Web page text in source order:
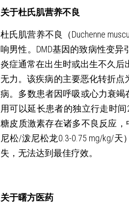
关于杜氏肌营养不良
杜氏肌营养不良（Duchenne
响男性。DMD基因的致病性变
炎症通常在出生时或出生不久
无力。该疾病的主要恶化转折
病。多数患者因呼吸或心力衰竭
用可以延长患者的独立行走时
糖皮质激素存在诸多不良反应，
尼松/泼尼松龙0.3-0.75 mg/kg/
失，无法达到最佳疗效。
关于曙方医药